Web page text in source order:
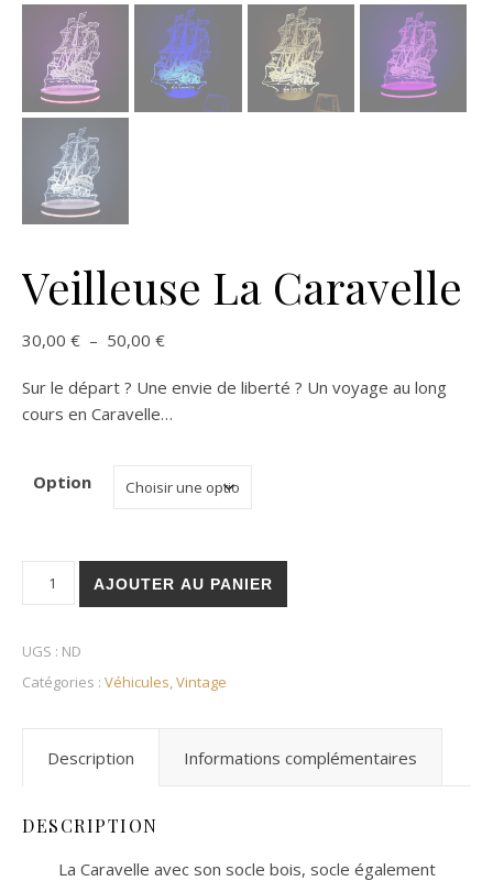
Veilleuse La Caravelle
30,00 € – 50,00 €Plage de prix : 30,00 € à 50,00 €
Sur le départ ? Une envie de liberté ? Un voyage au long
cours en Caravelle…
Option
AJOUTER AU PANIER
UGS : ND
Catégories : Véhicules,Vintage
Description Informations complémentaires
DESCRIPTION
La Caravelle avec son socle bois, socle également